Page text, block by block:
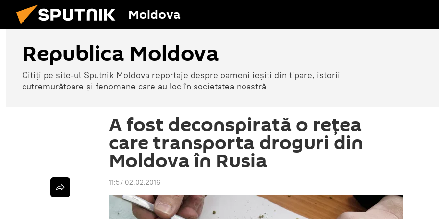
Moldova
Republica Moldova
Citiți pe site-ul Sputnik Moldova reportaje despre oameni ieșiți din tipare, istorii
cutremurătoare și fenomene care au loc în societatea noastră
A fost deconspirată o rețea
care transporta droguri din
Moldova în Rusia
11:57 02.02.2016